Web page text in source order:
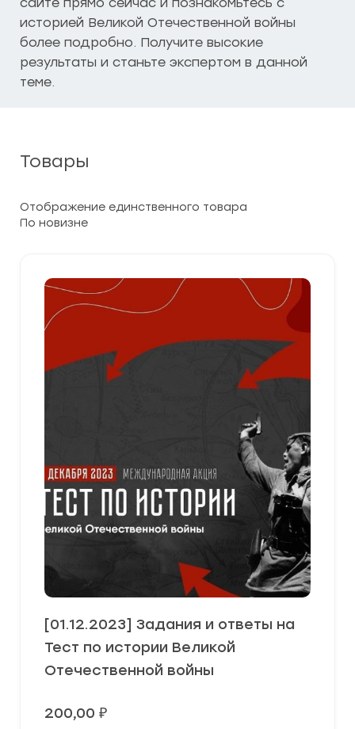
историей Великой Отечественной войны
более подробно. Получите высокие
результаты и станьте экспертом в данной
теме.
Товары
Отображение единственного товара
[01.12.2023] Задания и ответы на
Тест по истории Великой
Отечественной войны
200,00 ₽